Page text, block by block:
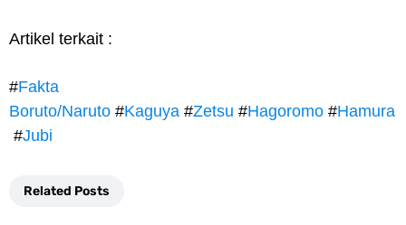
Artikel terkait :
#Fakta
Boruto/Naruto #Kaguya #Zetsu #Hagoromo #Hamura
#Jubi
Related Posts